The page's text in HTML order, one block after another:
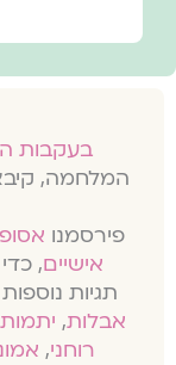
בעקבות ה-7 באוקטובר
המלחמה,
פירסמנו
אישיים,
תגיות
אבלות, יתמות
רוחני,